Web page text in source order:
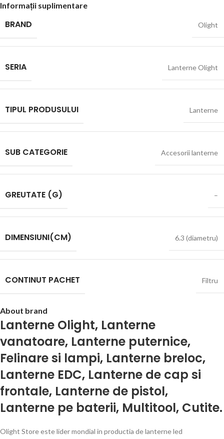
Informații suplimentare
BRAND Olight
SERIA Lanterne Olight
TIPUL PRODUSULUI Lanterne
SUB CATEGORIE Accesorii lanterne
GREUTATE (G) –
DIMENSIUNI(CM) 6.3 (diametru)
CONTINUT PACHET Filtru
About brand
Lanterne Olight, Lanterne
vanatoare, Lanterne puternice,
Felinare si lampi, Lanterne breloc,
Lanterne EDC, Lanterne de cap si
frontale, Lanterne de pistol,
Lanterne pe baterii, Multitool, Cutite.
Olight Store este lider mondial in productia de lanterne led